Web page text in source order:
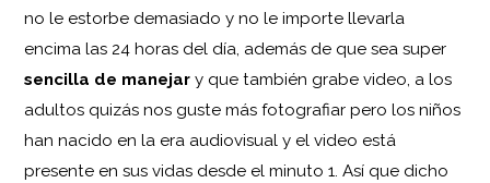
no le estorbe demasiado y no le importe llevarla
encima las 24 horas del día, además de que sea super
sencilla de manejar y que también grabe video, a los
adultos quizás nos guste más fotografiar pero los niños
han nacido en la era audiovisual y el video está
presente en sus vidas desde el minuto 1. Así que dicho